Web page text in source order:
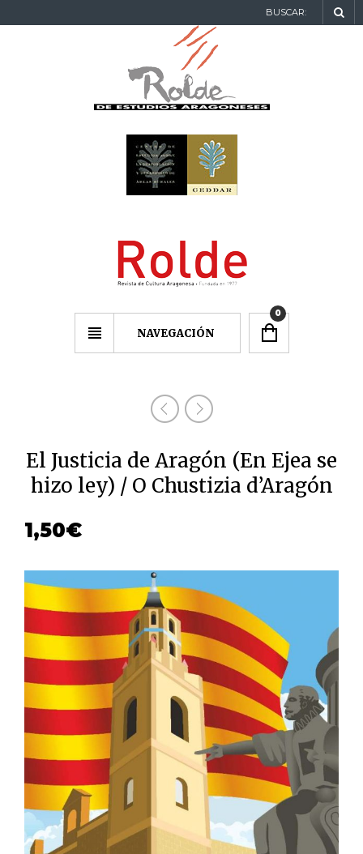
BUSCAR:
NAVEGACIÓN
0
El Justicia de Aragón (En Ejea se
hizo ley) / O Chustizia d’Aragón
1,50€